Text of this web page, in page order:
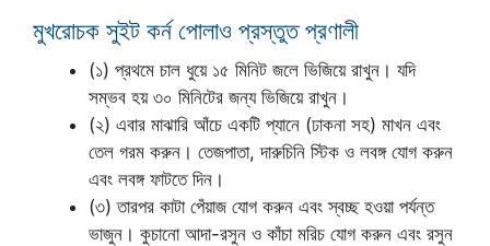
মুখরোচক সুইট কর্ন পোলাও প্রস্তুত প্রণালী
(১) প্রথমে চাল ধুয়ে ১৫ মিনিট জলে ভিজিয়ে রাখুন। যদি
সম্ভব হয় ৩০ মিনিটের জন্য ভিজিয়ে রাখুন।
(২) এবার মাঝারি আঁচে একটি প্যানে (ঢাকনা সহ) মাখন এবং
তেল গরম করুন। তেজপাতা, দারুচিনি স্টিক ও লবঙ্গ যোগ করুন
এবং লবঙ্গ ফাটতে দিন।
(৩) তারপর কাটা পেঁয়াজ যোগ করুন এবং স্বচ্ছ হওয়া পর্যন্ত
ভাজুন। কুচানো আদা-রসুন ও কাঁচা মরিচ যোগ করুন এবং রসুন